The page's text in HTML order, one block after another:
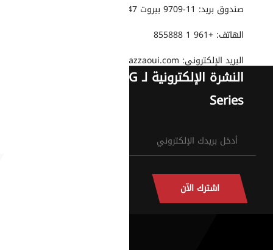
صندوق بريد: 11-9709 بيروت 2047-1504
الهاتف: +961 1 855888
البريد الإلكتروني: info@gazzaoui.com
النشرة الإلكترونية لـ G
Series
اشترك الآن